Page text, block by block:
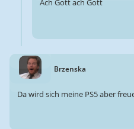
Ach Gott ach Gott
Brzenska
Da wird sich meine PS5 aber